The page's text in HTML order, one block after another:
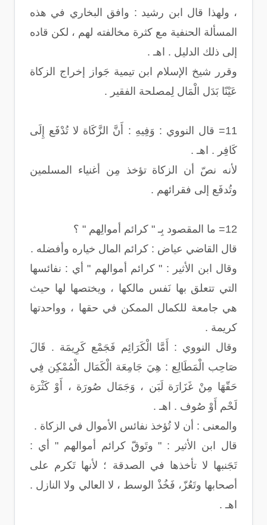
، ولهذا قال ابن رشيد : وافق البخاري في هذه
المسألة الحنفية مع كثرة مخالفته لهم ، لكن قاده
إلى ذلك الدليل . اهـ .
وقرر شيخ الإسلام ابن تيمية جَواز إخراج الزكاة
عَيْنًا بَدَل الْمَال لِمصلحة الفقير .
11= قال النووي : وَفِيهِ : أَنَّ الزَّكَاة لا تُدْفَع إِلَى
كَافِر . اهـ .
لأنه نصّ أن الزكاة تؤخذ مِن أغنياء المسلمين
وتُدفَع إلى فقرائهم .
12= ما المقصود بِـ " كرائم أموالِهم " ؟
قال القاضي عياض : كرائم المال خياره وأفضله .
وقال ابن الأثير : " كرائم أموالهم " أي : نفائسها
التي تتعلق بها نَفس مالكها ، ويختصها لها حيث
هي جامعة للكمال الممكن في حقها ، وواحدتها
كريمة .
وقال النووي : أَمَّا الْكَرَائِم فَجَمْع كَرِيمَة . قَالَ
صَاحِب الْمَطَالِع : هِيَ جَامِعَة الْكَمَال الْمُمْكِن فِي
حَقّهَا مِنْ غَزَارَة لَبَن ، وَجَمَال صُورَة ، أَوْ كَثْرَة
لَحْم أَوْ صُوف . اهـ .
والمعنى : أن لا تُؤخذ نفائس الأموال في الزكاة .
قال ابن الأثير : " وتَوقّ كرائم أموالهم " أي :
تَجَنبها لا تأخذها في الصدقة ؛ لأنها تَكرم على
أصحابها وتَعُزّ، فَخُذْ الوسط ، لا العالي ولا النازل .
اهـ .